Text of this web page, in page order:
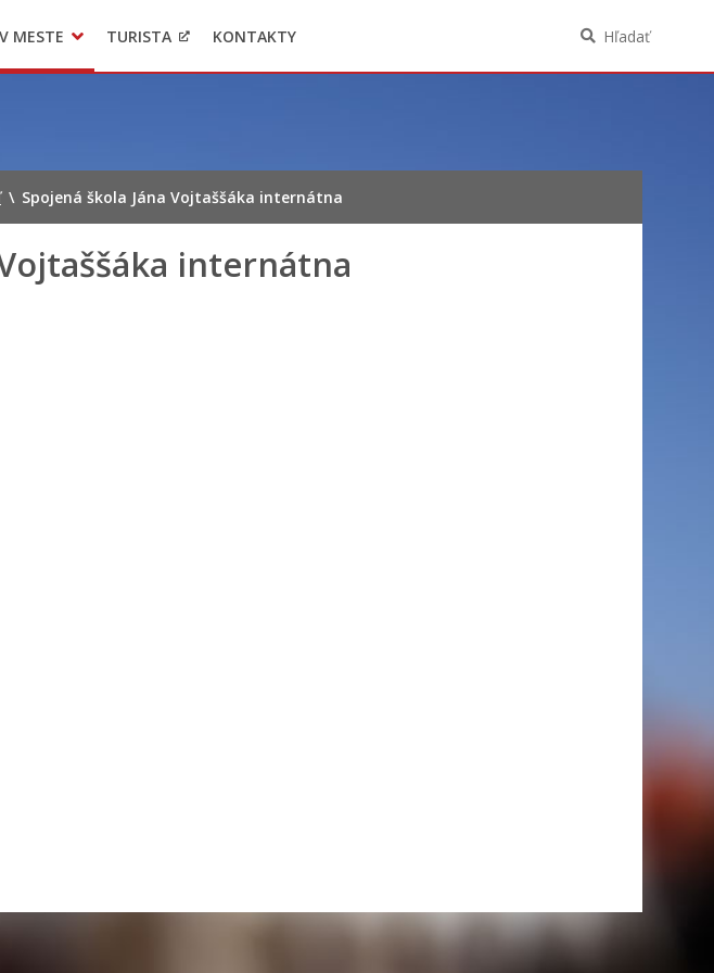
mesto
majetkových pomerov verejného funkcionára
kontrolóra mesta Levoča
MESTE TURISTA KONTAKTY Hľadať
\ Spojená škola Jána Vojtaššáka internátna
internátna